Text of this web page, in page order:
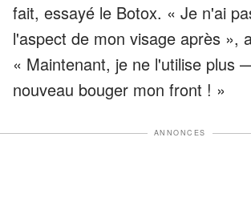
fait, essayé le Botox. « Je n'ai
l'aspect de mon visage après »,
« Maintenant, je ne l'utilise plus
nouveau bouger mon front ! »
ANNONCES